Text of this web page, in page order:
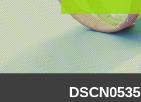
DSCN0535